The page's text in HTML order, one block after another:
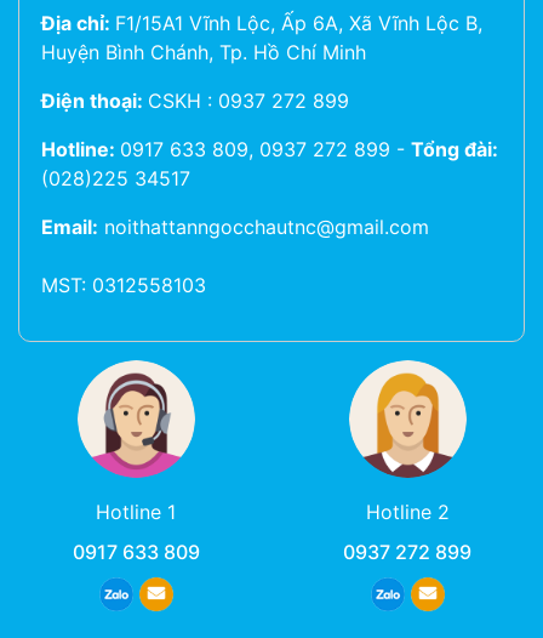
Địa chỉ: F1/15A1 Vĩnh Lộc, Ấp 6A, Xã Vĩnh Lộc B,
Huyện Bình Chánh, Tp. Hồ Chí Minh
Điện thoại: CSKH : 0937 272 899
Hotline: 0917 633 809, 0937 272 899 - Tổng đài:
(028)225 34517
Email: noithattanngocchautnc@gmail.com
MST: 0312558103
Hotline 1
0917 633 809
Hotline 2
0937 272 899